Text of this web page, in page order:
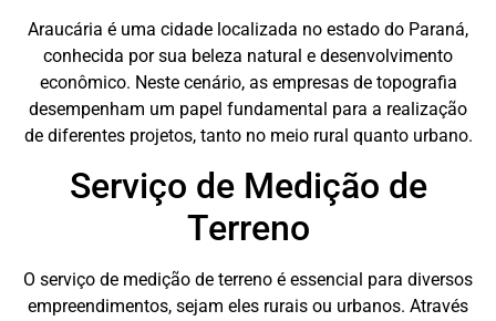
Araucária é uma cidade localizada no estado do Paraná,
conhecida por sua beleza natural e desenvolvimento
econômico. Neste cenário, as empresas de topografia
desempenham um papel fundamental para a realização
de diferentes projetos, tanto no meio rural quanto urbano.
Serviço de Medição de
Terreno
O serviço de medição de terreno é essencial para diversos
empreendimentos, sejam eles rurais ou urbanos. Através